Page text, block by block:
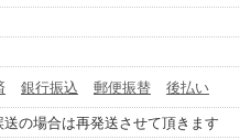
銀行振込 郵便振替
後払い
の場合は再発送させて頂きます